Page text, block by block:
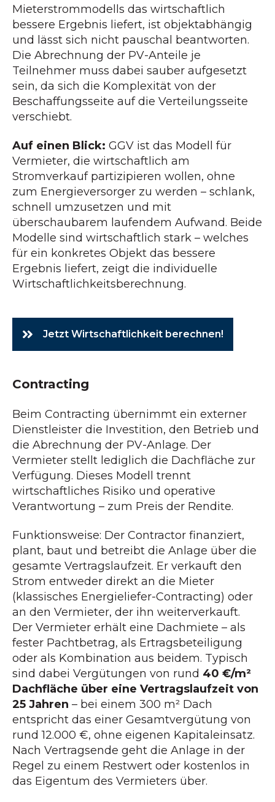
Mieterstrommodells das wirtschaftlich
bessere Ergebnis liefert, ist objektabhängig
und lässt sich nicht pauschal beantworten.
Die Abrechnung der PV-Anteile je
Teilnehmer muss dabei sauber aufgesetzt
sein, da sich die Komplexität von der
Beschaffungsseite auf die Verteilungsseite
verschiebt.
Auf einen Blick: GGV ist das Modell für
Vermieter, die wirtschaftlich am
Stromverkauf partizipieren wollen, ohne
zum Energieversorger zu werden – schlank,
schnell umzusetzen und mit
überschaubarem laufendem Aufwand. Beide
Modelle sind wirtschaftlich stark – welches
für ein konkretes Objekt das bessere
Ergebnis liefert, zeigt die individuelle
Wirtschaftlichkeitsberechnung.
Jetzt Wirtschaftlichkeit berechnen!
Contracting
Beim Contracting übernimmt ein externer
Dienstleister die Investition, den Betrieb und
die Abrechnung der PV-Anlage. Der
Vermieter stellt lediglich die Dachfläche zur
Verfügung. Dieses Modell trennt
wirtschaftliches Risiko und operative
Verantwortung – zum Preis der Rendite.
Funktionsweise: Der Contractor finanziert,
plant, baut und betreibt die Anlage über die
gesamte Vertragslaufzeit. Er verkauft den
Strom entweder direkt an die Mieter
(klassisches Energieliefer-Contracting) oder
an den Vermieter, der ihn weiterverkauft.
Der Vermieter erhält eine Dachmiete – als
fester Pachtbetrag, als Ertragsbeteiligung
oder als Kombination aus beidem. Typisch
sind dabei Vergütungen von rund 40 €/m²
Dachfläche über eine Vertragslaufzeit von
25 Jahren – bei einem 300 m² Dach
entspricht das einer Gesamtvergütung von
rund 12.000 €, ohne eigenen Kapitaleinsatz.
Nach Vertragsende geht die Anlage in der
Regel zu einem Restwert oder kostenlos in
das Eigentum des Vermieters über.